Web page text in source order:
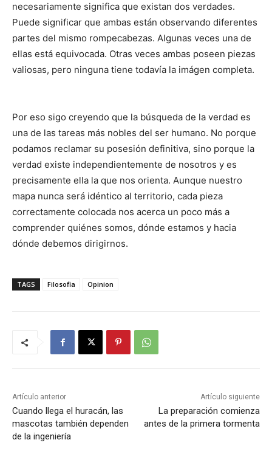
necesariamente significa que existan dos verdades.
Puede significar que ambas están observando diferentes
partes del mismo rompecabezas. Algunas veces una de
ellas está equivocada. Otras veces ambas poseen piezas
valiosas, pero ninguna tiene todavía la imágen completa.
Por eso sigo creyendo que la búsqueda de la verdad es
una de las tareas más nobles del ser humano. No porque
podamos reclamar su posesión definitiva, sino porque la
verdad existe independientemente de nosotros y es
precisamente ella la que nos orienta. Aunque nuestro
mapa nunca será idéntico al territorio, cada pieza
correctamente colocada nos acerca un poco más a
comprender quiénes somos, dónde estamos y hacia
dónde debemos dirigirnos.
TAGS Filosofia Opinion
Artículo anterior
Cuando llega el huracán, las
mascotas también dependen
de la ingeniería
Artículo siguiente
La preparación comienza
antes de la primera tormenta